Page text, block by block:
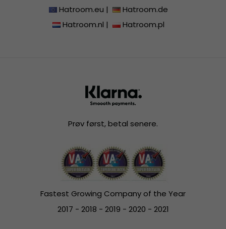
Hatroom.eu |
Hatroom.de
Hatroom.nl | Hatroom.pl
Prøv først, betal senere.
Fastest Growing Company of the Year
2017 - 2018 - 2019 - 2020 - 2021